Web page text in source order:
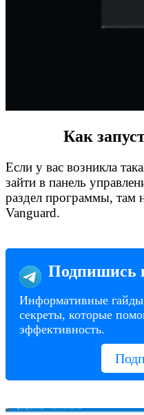
Как
Если у вас возникла
зайти в панель
раздел программы, там
Vanguard.
Подпишись
Информативные
секреты, которые
эффективность.